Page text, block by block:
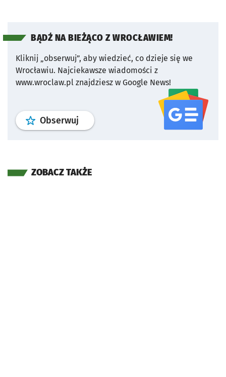
BĄDŹ NA BIEŻĄCO Z WROCŁAWIEM!
Kliknij „obserwuj”, aby wiedzieć, co dzieje się we
Wrocławiu. Najciekawsze wiadomości z
www.wroclaw.pl znajdziesz w Google News!
Obserwuj profil serwisu
ZOBACZ TAKŻE